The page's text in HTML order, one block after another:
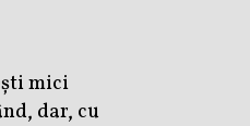
mici
dar, cu